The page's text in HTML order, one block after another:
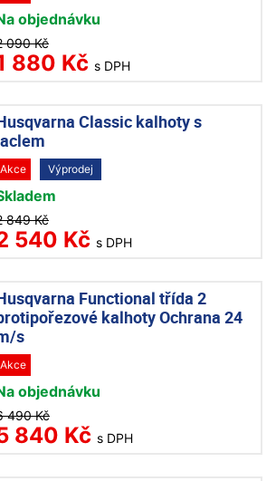
objednávku
090 Kč
880 Kč s DPH
Classic kalhoty s
Akce Výprodej
849 Kč
540 Kč s DPH
Functional třída 2
kalhoty Ochrana 24
s
Akce
objednávku
490 Kč
840 Kč s DPH